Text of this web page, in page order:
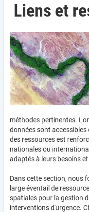
Liens et
méthodes pertinentes.
données sont accessibles
des ressources est
nationales ou
adaptés à leurs besoins
Dans cette section, nous
large éventail de
spatiales pour la gestion
interventions d'urgence.